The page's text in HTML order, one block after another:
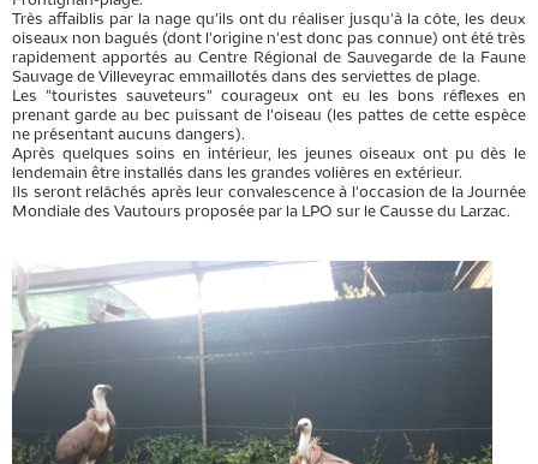
Très affaiblis par la nage qu'ils ont du réaliser jusqu'à la côte, les deux
oiseaux non bagués (dont l'origine n'est donc pas connue) ont été très
rapidement apportés au Centre Régional de Sauvegarde de la Faune
Sauvage de Villeveyrac emmaillotés dans des serviettes de plage.
Les "touristes sauveteurs" courageux ont eu les bons réflexes en
prenant garde au bec puissant de l'oiseau (les pattes de cette espèce
ne présentant aucuns dangers).
Après quelques soins en intérieur, les jeunes oiseaux ont pu dès le
lendemain être installés dans les grandes volières en extérieur.
Ils seront relâchés après leur convalescence à l'occasion de la Journée
Mondiale des Vautours proposée par la LPO sur le Causse du Larzac.